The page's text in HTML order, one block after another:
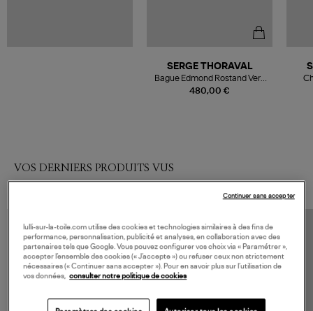
480,00 €
SERGE THORAVAL
Bague Edmond Rostand Vers
Argent
VOS DERNIERS PRODUITS VUS
lulli-sur-la-toile.com utilise des cookies et technologies similaires à des fins de
performance, personnalisation, publicité et analyses, en collaboration avec des
partenaires tels que Google. Vous pouvez configurer vos choix via « Paramétrer »,
accepter l’ensemble des cookies (« J’accepte ») ou refuser ceux non strictement
nécessaires (« Continuer sans accepter »). Pour en savoir plus sur l’utilisation de
vos données, consulter notre politique de cookies
Continuer sans accepter